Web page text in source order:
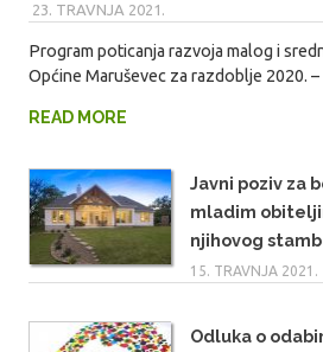
23. TRAVNJA 2021.
Program poticanja razvoja malog i
Općine Maruševec za razdoblje 2020.
READ MORE
Javni poziv za
mladim
njihovog
15. TRAVNJA 2021.
Odluka o